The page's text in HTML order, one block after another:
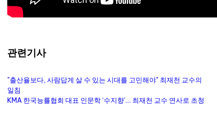
관련기사
"출산율보다, 사람답게 살 수 있는 시대를 고민해야" 최재천 교수의
일침
KMA 한국능률협회 대표 인문학 ‘수지향’… 최재천 교수 연사로 초청